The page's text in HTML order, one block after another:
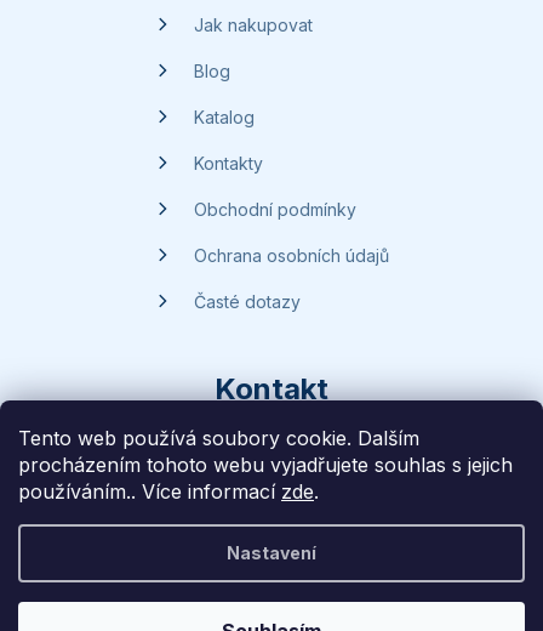
Tento web používá soubory cookie. Dalším
procházením tohoto webu vyjadřujete souhlas s jejich
používáním.. Více informací zde.
Nastavení
Jak nakupovat
Blog
Katalog
Kontakty
Obchodní podmínky
Ochrana osobních údajů
Časté dotazy
Kontakt
dotazy @handsave.cz
774 669 457
Liff Studio na platformě